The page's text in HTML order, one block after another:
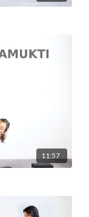
11:57